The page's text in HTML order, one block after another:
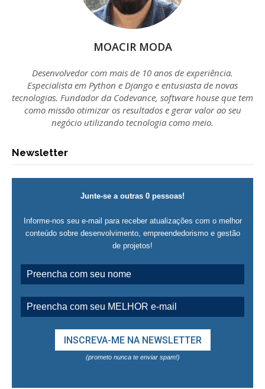
MOACIR MODA
Desenvolvedor com mais de 10 anos de experiência.
Especialista em Python e Django e entusiasta de novas
tecnologias. Fundador da Codevance, software house que tem
como missão otimizar os resultados e gerar valor ao seu
negócio utilizando tecnologia como meio.
Newsletter
Junte-se a outras 0 pessoas!
Informe-nos seu e-mail para receber atualizações com o melhor
conteúdo sobre desenvolvimento, empreendedorismo e gestão
de projetos!
(prometo nunca te enviar spam!)